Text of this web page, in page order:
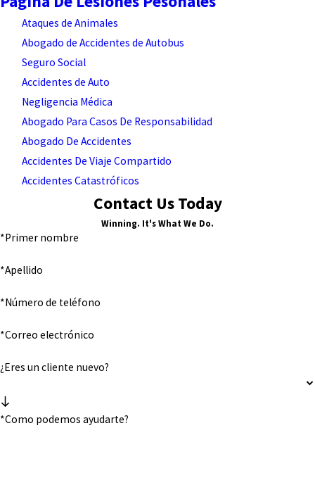
Ataques de Animales
Abogado de Accidentes de Autobus
Seguro Social
Accidentes de Auto
Negligencia Médica
Abogado Para Casos De Responsabilidad
Abogado De Accidentes
Accidentes De Viaje Compartido
Accidentes Catastróficos
Contact Us Today
Winning. It's What We Do.
*Primer nombre
*Apellido
*Número de teléfono
*Correo electrónico
¿Eres un cliente nuevo?
*Como podemos ayudarte?